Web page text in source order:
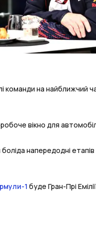
команди на найближчий
вікно для
напередодні етапів
1 буде Гран-Прі